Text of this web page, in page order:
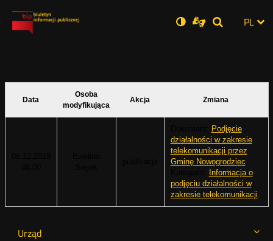
Ustawienia
Wersja
zwykła
Dla
niesłyszących
Otwórz Otwórz
Otwórz
Social PL
Urząd
Data
Osoba
modyfikująca
Akcja Zmiana
Podjęcie
działalności w zakresie
telekomunikacji przez
Gminę Nowogrodziec
Informacja o
podjęciu działalności w
zakresie telekomunikacji